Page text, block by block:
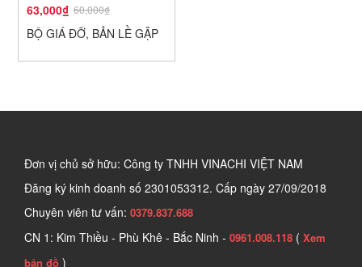
63,000₫ 60,000₫
BỘ GIÁ ĐỠ, BẢN LỀ GẬP
Đơn vị chủ sở hữu: Công ty TNHH VINACHI VIỆT NAM
Đăng ký kinh doanh số 2301053312. Cấp ngày 27/09/2018
Chuyên viên tư vấn: 0379.837.688
CN 1: Kim Thiều - Phù Khê - Bắc Ninh - 0961.008.118 ( Xem
bản đồ )